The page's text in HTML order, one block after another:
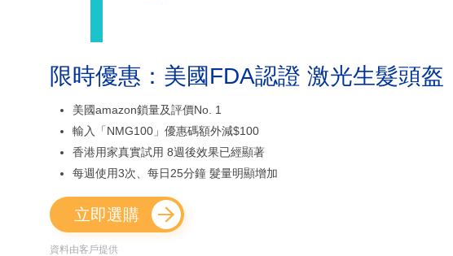
限時優惠：美國FDA認證 激光生髮頭盔
美國amazon鎖量及評價No. 1
輸入「NMG100」優惠碼額外減$100
香港用家真實試用 8週後效果已經顯著
每週使用3次、每日25分鐘 髮量明顯增加
立即選購
資料由客戶提供